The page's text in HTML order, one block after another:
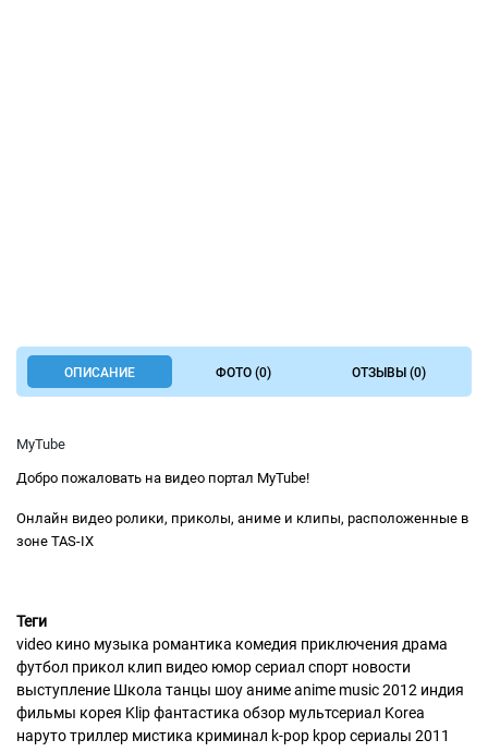
ОПИСАНИЕ ФОТО (0) ОТЗЫВЫ (0)
MyTube
Добро пожаловать на видео портал MyTube!
Онлайн видео ролики, приколы, аниме и клипы, расположенные в
зоне TAS-IX
Теги
video кино музыка романтика комедия приключения драма
футбол прикол клип видео юмор сериал спорт новости
выступление Школа танцы шоу аниме anime music 2012 индия
фильмы корея Klip фантастика обзор мультсериал Korea
наруто триллер мистика криминал k-pop kpop сериалы 2011